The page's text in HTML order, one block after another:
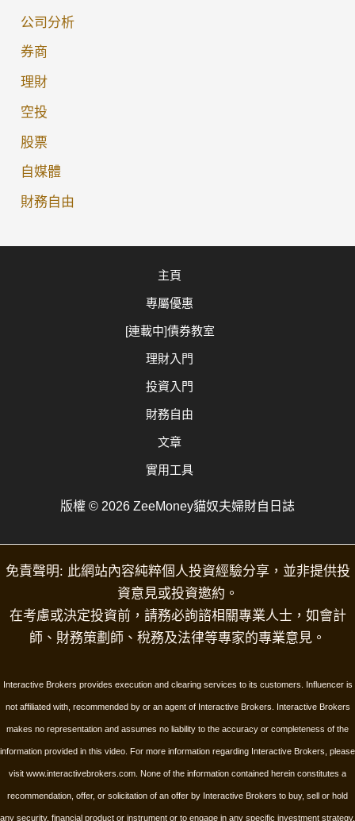
報
公司分析
券商
理財
空投
股票
自媒體
財務自由
主頁
專屬優惠
[連載中]債券教室
理財入門
投資入門
財務自由
文章
實用工具
版權 © 2026 ZeeMoney貓奴夫婦財自日誌
免責聲明: 此網站內容純粹個人投資經驗分享，並非提供投
資意見或投資邀約。
在考慮或決定投資前，請務必詢諮相關專業人士，如會計
師、財務策劃師、稅務及法律等專家的專業意見。
Interactive Brokers provides execution and clearing services to its customers. Influencer is
not affiliated with, recommended by or an agent of Interactive Brokers. Interactive Brokers
makes no representation and assumes no liability to the accuracy or completeness of the
information provided in this video. For more information regarding Interactive Brokers, please
visit www.interactivebrokers.com. None of the information contained herein constitutes a
recommendation, offer, or solicitation of an offer by Interactive Brokers to buy, sell or hold
any security, financial product or instrument or to engage in any specific investment strategy.